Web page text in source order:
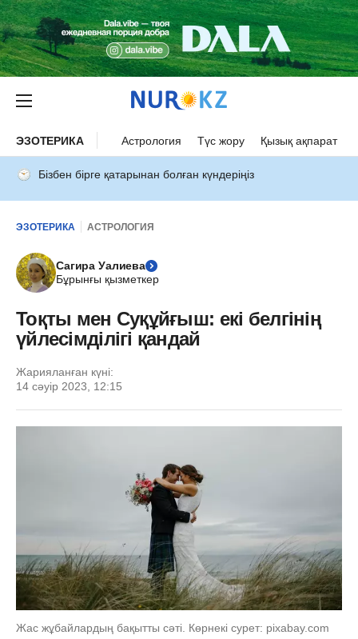
ЭЗОТЕРИКА Астрология Түс жору Қызық ақпарат
Бізбен бірге қатарынан болған күндеріңіз
ЭЗОТЕРИКА АСТРОЛОГИЯ
Сагира Уалиева
Бұрынғы қызметкер
Тоқты мен Суқұйғыш: екі белгінің
үйлесімділігі қандай
Жарияланған күні:
14 сәуір 2023, 12:15
Жас жұбайлардың бақытты сәті. Көрнекі сурет: pixabay.com